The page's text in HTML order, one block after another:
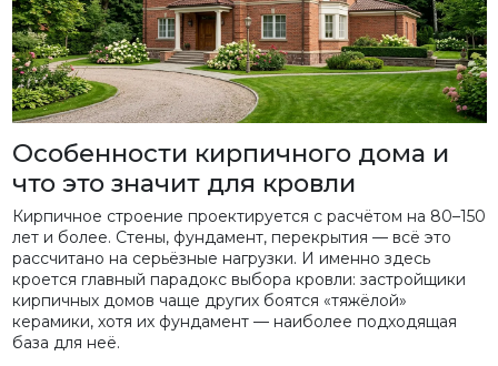
Особенности кирпичного дома и
что это значит для кровли
Кирпичное строение проектируется с расчётом на 80–150
лет и более. Стены, фундамент, перекрытия — всё это
рассчитано на серьёзные нагрузки. И именно здесь
кроется главный парадокс выбора кровли: застройщики
кирпичных домов чаще других боятся «тяжёлой»
керамики, хотя их фундамент — наиболее подходящая
база для неё.